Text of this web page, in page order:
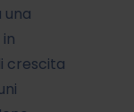
una
crescita